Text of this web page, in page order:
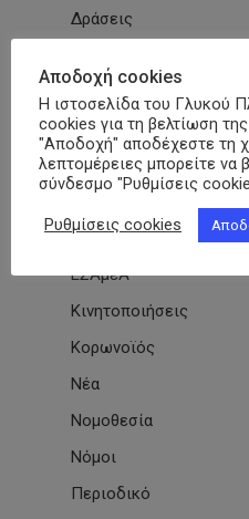
Δράσεις
Εθνικές & Διεθνείς
Εκδηλώσεις Συλλόγων
Εκπαίδευση
Επιστημονικά Άρθρα
ΕΣΑμεΑ
Κινητοποιήσεις
Κορωνοϊός
Νέα
Νομοθεσία
Νόμοι
Περιοδικό
Αποδοχή cookies
Η ιστοσελίδα του Γλυκού
cookies για τη βελτίωση
"Αποδοχή" αποδέχεστε τη
λεπτομέρειες μπορείτε να
σύνδεσμο "Ρυθμίσεις
Ρυθμίσεις cookies